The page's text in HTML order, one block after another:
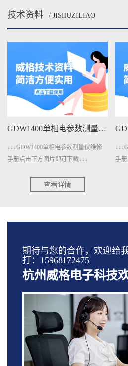
技术资料 / JISHUZILIAO
GDW1400单相电参数测量仪维修手册下载
↓↓↓GDW1400单相电参数测量仪维修
手册点击下方图片即可下载↓↓↓
查看详情
手册
期待与您的合作，欢迎给
打：15968172475
杭州威格电子科技